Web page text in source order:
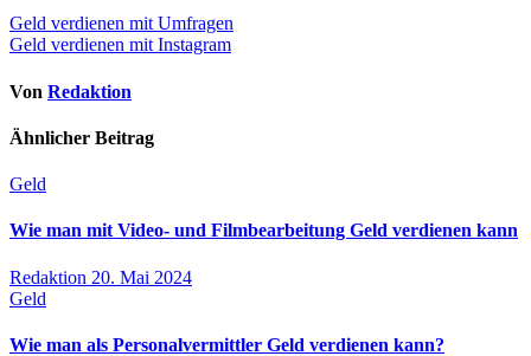
Beitragsnavigation
Geld verdienen mit Umfragen
Geld verdienen mit Instagram
Von Redaktion
Ähnlicher Beitrag
Geld
Wie man mit Video- und Filmbearbeitung Geld verdienen kann
Redaktion 20. Mai 2024
Geld
Wie man als Personalvermittler Geld verdienen kann?